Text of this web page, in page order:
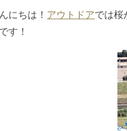
にちは！ アウトドアでは桜
です！